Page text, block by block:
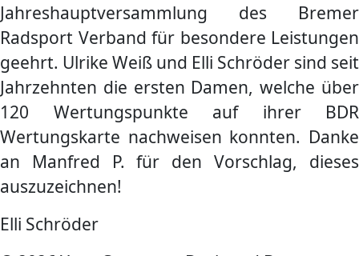
Jahreshauptversammlung des Bremer
Radsport Verband für besondere Leistungen
geehrt. Ulrike Weiß und Elli Schröder sind seit
Jahrzehnten die ersten Damen, welche über
120 Wertungspunkte auf ihrer BDR
Wertungskarte nachweisen konnten. Danke
an Manfred P. für den Vorschlag, dieses
auszuzeichnen!
Elli Schröder